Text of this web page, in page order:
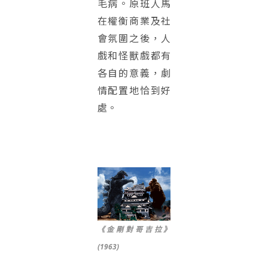
毛病。原班人馬
在權衡商業及社
會氛圍之後，人
戲和怪獸戲都有
各自的意義，劇
情配置地恰到好
處。
《金剛對哥吉拉》
(1963)